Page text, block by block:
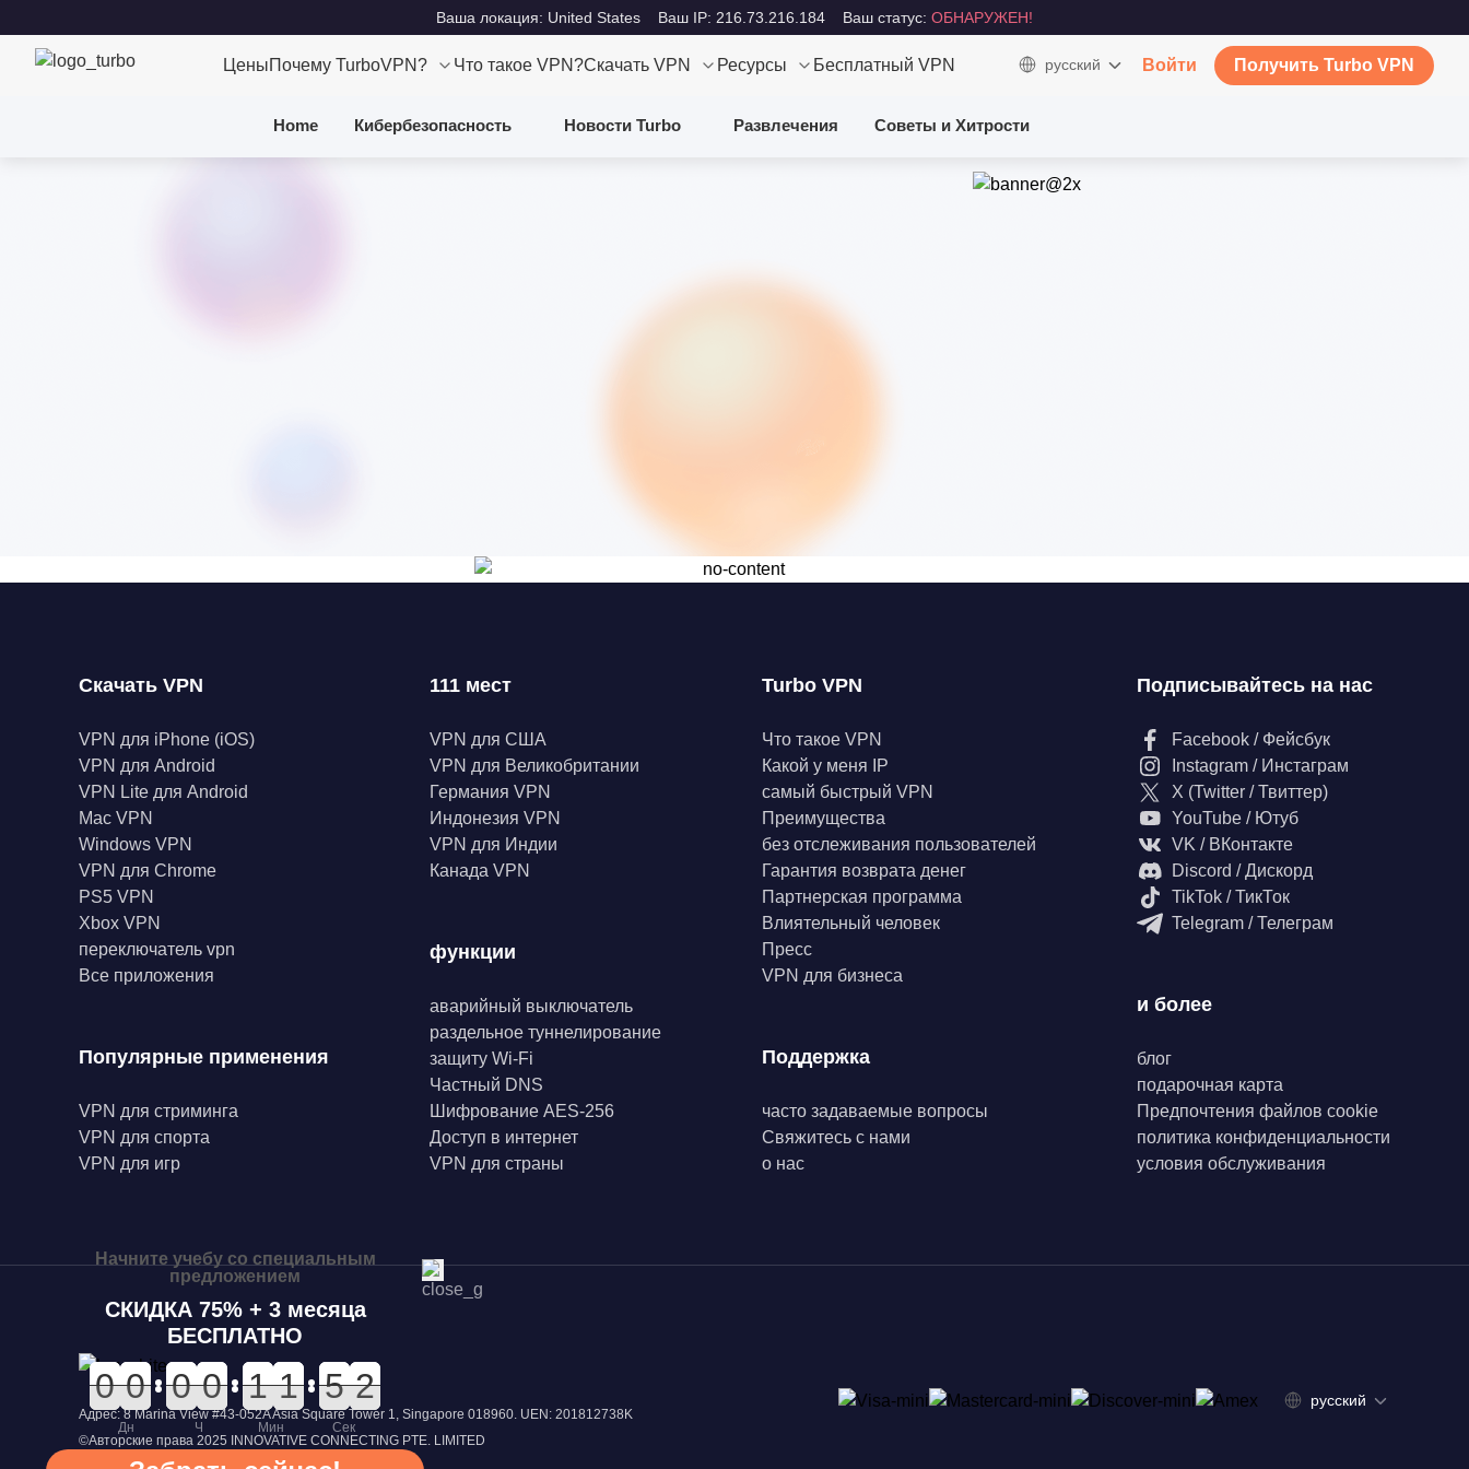
Ваша локация: United States Ваш IP: 216.73.216.184 Ваш статус: ОБНАРУЖЕН!
ЦеныПочему TurboVPN? Что такое VPN?Скачать VPN Ресурсы Бесплатный VPN русский Войти Получить Turbo VPN
Home Кибербезопасность Новости Turbo Развлечения Советы и Хитрости
Скачать VPN
VPN для iPhone (iOS)
VPN для Android
VPN Lite для Android
Mac VPN
Windows VPN
VPN для Chrome
PS5 VPN
Xbox VPN
переключатель vpn
Все приложения
Популярные применения
VPN для стриминга
VPN для спорта
VPN для игр
111 мест
VPN для США
VPN для Великобритании
Германия VPN
Индонезия VPN
VPN для Индии
Канада VPN
функции
аварийный выключатель
раздельное туннелирование
защиту Wi-Fi
Частный DNS
Шифрование AES-256
Доступ в интернет
VPN для страны
Turbo VPN
Что такое VPN
Какой у меня IP
самый быстрый VPN
Преимущества
без отслеживания пользователей
Гарантия возврата денег
Партнерская программа
Влиятельный человек
Пресс
VPN для бизнеса
Поддержка
часто задаваемые вопросы
Свяжитесь с нами
о нас
Подписывайтесь на нас
Facebook / Фейсбук
Instagram / Инстаграм
X (Twitter / Твиттер)
YouTube / Ютуб
VK / ВКонтакте
Discord / Дискорд
TikTok / ТикТок
Telegram / Телеграм
и более
блог
подарочная карта
Предпочтения файлов cookie
политика конфиденциальности
условия обслуживания
Адрес: 8 Marina View #43-052A Asia Square Tower 1, Singapore 018960. UEN: 201812738K
©Авторские права 2025 INNOVATIVE CONNECTING PTE. LIMITED
русский
Начните учебу со специальным
предложением
СКИДКА 75% + 3 месяца
БЕСПЛАТНО
0
0
0
0 0
0
0
0 0
0
0
0 0
0
0
0 0
0
1
1 2
2
1
1 0
0
5
5 2
2
1
Дн Ч Мин Сек